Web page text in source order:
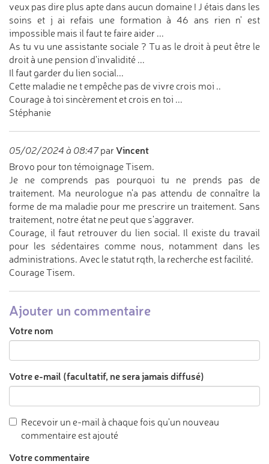
veux pas dire plus apte dans aucun domaine ! J étais dans les
soins et j ai refais une formation à 46 ans rien n' est
impossible mais il faut te faire aider ...
As tu vu une assistante sociale ? Tu as le droit à peut être le
droit à une pension d'invalidité ...
Il faut garder du lien social...
Cette maladie ne t empêche pas de vivre crois moi ..
Courage à toi sincèrement et crois en toi ...
Stéphanie
05/02/2024 à 08:47par Vincent
Brovo pour ton témoignage Tisem.
Je ne comprends pas pourquoi tu ne prends pas de
traitement. Ma neurologue n'a pas attendu de connaître la
forme de ma maladie pour me prescrire un traitement. Sans
traitement, notre état ne peut que s'aggraver.
Courage, il faut retrouver du lien social. Il existe du travail
pour les sédentaires comme nous, notamment dans les
administrations. Avec le statut rqth, la recherche est facilité.
Courage Tisem.
Ajouter un commentaire
Votre nom
Votre e-mail (facultatif, ne sera jamais diffusé)
Recevoir un e-mail à chaque fois qu'un nouveau
commentaire est ajouté
Votre commentaire